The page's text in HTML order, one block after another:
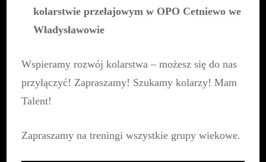
kolarstwie przełajowym w OPO Cetniewo we
Władysławowie
Wspieramy rozwój kolarstwa – możesz się do nas
przyłączyć! Zapraszamy! Szukamy kolarzy! Mam
Talent!
Zapraszamy na treningi wszystkie grupy wiekowe.